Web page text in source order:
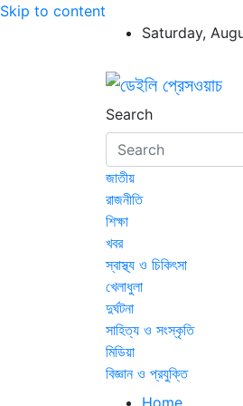
Skip to content
Saturday,
ডেইলি
ডেইলি প্রেসওয়াচ
Search
জাতীয়
রাজনীতি
শিক্ষা
খবর
স্বাস্থ্য ও চিকিৎসা
খেলাধুলা
দুর্ঘটনা
সাহিত্য ও সংস্কৃতি
মিডিয়া
বিজ্ঞান ও প্রযুক্তি
Home